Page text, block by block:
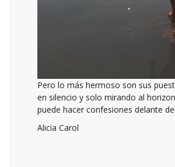
Pero lo más hermoso son sus
en silencio y solo mirando al
puede hacer confesiones delante
Alicia Carol